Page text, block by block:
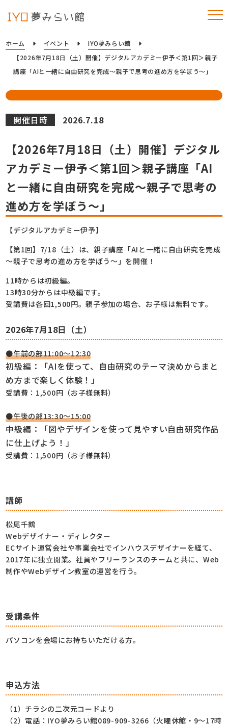
ホーム イベント
IYO夢みらい館
【2026年7月18日（土）開催】デジタルアカデミー伊予＜第1回＞親子
講座「AIと一緒に自由研究を完成～親子で思考の進め方を学ぼう～」
開催日時 2026.7.18
【2026年7月18日（土）開催】デジタル
アカデミー伊予＜第1回＞親子講座「AI
と一緒に自由研究を完成～親子で思考の
進め方を学ぼう～」
【デジタルアカデミー伊予】
【第1回】7/18（土）は、親子講座「AIと一緒に自由研究を完成
～親子で思考の進め方を学ぼう～」を開催！
11時からは初級編。
13時30分からは中級編です。
受講費は各回1,500円。親子参加の場合、お子様は無料です。
2026年7月18日（土）
●午前の部11:00～12:30
初級編：「AIを使って、自由研究のテーマ決めからまと
め方まで楽しく体験！」
受講費：1,500円（お子様無料）
●午後の部13:30～15:00
中級編：「図やデザインを使って見やすい自由研究作品
に仕上げよう！」
受講費：1,500円（お子様無料）
講師
松尾千鶴
Webデザイナー・ディレクター
ECサイト運営会社や事業会社でインハウスデザイナーを経て、
2017年に独立開業。社員やフリーランスのチームと共に、Web
制作やWebデザイン教室の運営を行う。
受講条件
パソコンを会場にお持ちいただける方。
申込方法
（1）チラシの二次元コードより
（2）電話：IYO夢みらい館089-909-3266（火曜休館・9～17時